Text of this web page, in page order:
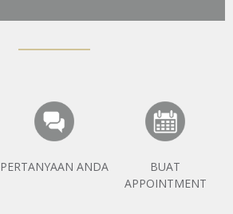
PERTANYAAN ANDA
BUAT
APPOINTMENT